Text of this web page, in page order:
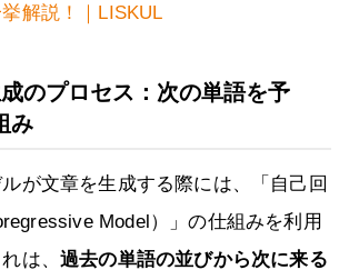
解説！｜LISKUL
のプロセス：次の単語を予
み
が文章を生成する際には、「自己回
Model）」の仕組みを利用
は、 過去の単語の並びから次に来る